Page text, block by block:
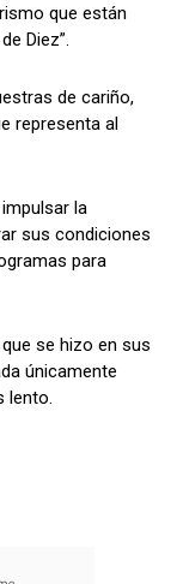
que están
Diez”.
de cariño,
representa al
la
sus condiciones
para
se hizo en sus
únicamente
lento.